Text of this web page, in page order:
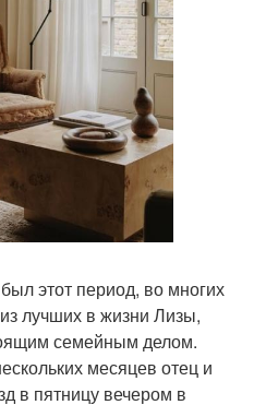
этот период, во многих
лучших в жизни Лизы,
семейным делом.
месяцев отец и
в пятницу вечером в